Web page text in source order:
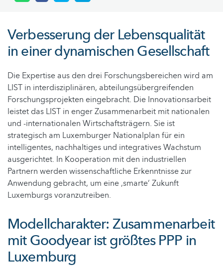
Verbesserung der Lebensqualität
in einer dynamischen Gesellschaft
Die Expertise aus den drei Forschungsbereichen wird am
LIST in interdisziplinären, abteilungsübergreifenden
Forschungsprojekten eingebracht. Die Innovationsarbeit
leistet das LIST in enger Zusammenarbeit mit nationalen
und -internationalen Wirtschaftsträgern. Sie ist
strategisch am Luxemburger Nationalplan für ein
intelligentes, nachhaltiges und integratives Wachstum
ausgerichtet. In Kooperation mit den industriellen
Partnern werden wissenschaftliche Erkenntnisse zur
Anwendung gebracht, um eine ‚smarte‘ Zukunft
Luxemburgs voranzutreiben.
Modellcharakter: Zusammenarbeit
mit Goodyear ist größtes PPP in
Luxemburg